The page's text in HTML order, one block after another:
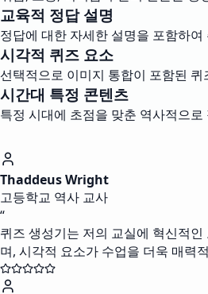
교육적 정답 설명
정답에 대한 자세한 설명을 포함하
시각적 퀴즈 요소
선택적으로 이미지 통합이 포함된
시간대 특정 콘텐츠
특정 시대에 초점을 맞춘 역사적으
Thaddeus Wright
고등학교 역사 교사
“
퀴즈 생성기는 저의 교실에 혁신적
며, 시각적 요소가 수업을 더욱 매력